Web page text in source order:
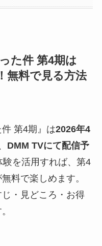
た件 第4期は
無料で見る方法
件 第4期』は2026年4
DMM TVにて配信予
を活用すれば、第4
料で楽しめます。
・見どころ・お得